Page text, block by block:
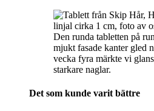
Den runda tabletten på
mjukt fasade kanter gled
vecka fyra märkte vi
starkare naglar.
Det som kunde varit bättre